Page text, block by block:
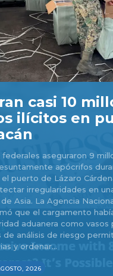
casi 10
ilícitos en
aseguraron 9
apócrifos
puerto de Lázaro
irregularidades en
de Aduanas de
que el cargamento
aduanera como vasos
de análisis de riesgo
y ordenar...
2026